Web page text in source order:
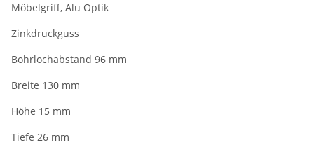
Möbelgriff, Alu Optik
Zinkdruckguss
Bohrlochabstand 96 mm
Breite 130 mm
Höhe 15 mm
Tiefe 26 mm